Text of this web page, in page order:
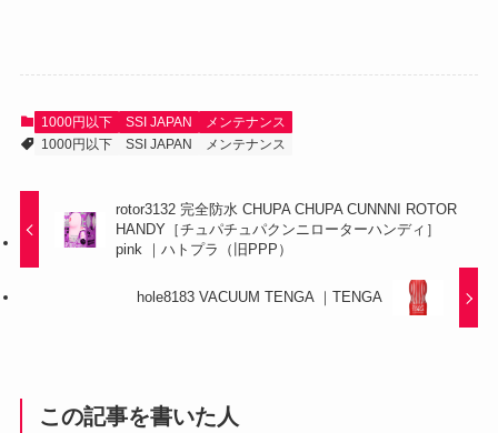
1000円以下 SSI JAPAN
メンテナンス
1000円以下
SSI JAPAN メンテナンス
rotor3132 完全防水 CHUPA CHUPA CUNNNI ROTOR
HANDY［チュパチュパクンニローターハンディ］
pink ｜ハトプラ（旧PPP）
hole8183 VACUUM TENGA ｜TENGA
この記事を書いた人